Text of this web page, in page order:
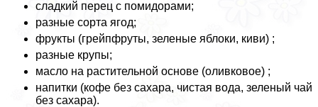
сладкий перец с помидорами;
разные сорта ягод;
фрукты (грейпфруты, зеленые яблоки, киви) ;
разные крупы;
масло на растительной основе (оливковое) ;
напитки (кофе без сахара, чистая вода, зеленый чай
без сахара).